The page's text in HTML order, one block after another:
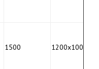
1500 1200х1000